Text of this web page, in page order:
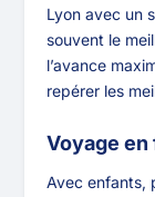
Lyon avec un
souvent le
l’avance
repérer les
Voyage
Avec enfants,